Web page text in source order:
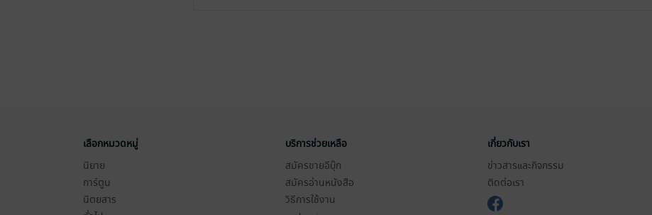
เลือกหมวดหมู่
นิยาย
การ์ตูน
นิตยสาร
บริการช่วยเหลือ
สมัครขายอีบุ๊ก
สมัครอ่านหนังสือ
วิธีการใช้งาน
เกี่ยวกับเรา
ข่าวสารและกิจกรรม
ติดต่อเรา